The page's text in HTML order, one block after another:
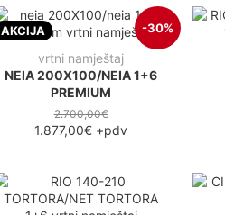
AKCIJA -30%
vrtni namještaj
NEIA 200X100/NEIA 1+6
PREMIUM
2.700,00€
1.877,00€ +pdv